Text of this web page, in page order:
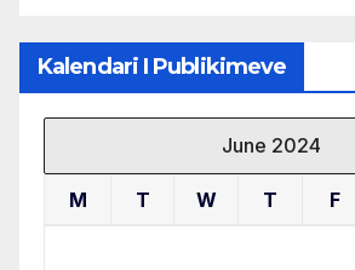
Kalendari I Publikimeve
June 2024
M T W T F